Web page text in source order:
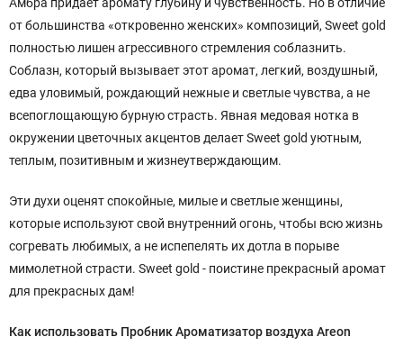
от большинства «откровенно женских» композиций, Sweet gold
полностью лишен агрессивного стремления соблазнить.
Соблазн, который вызывает этот аромат, легкий, воздушный,
едва уловимый, рождающий нежные и светлые чувства, а не
всепоглощающую бурную страсть. Явная медовая нотка в
окружении цветочных акцентов делает Sweet gold уютным,
теплым, позитивным и жизнеутверждающим.
Эти духи оценят спокойные, милые и светлые женщины,
которые используют свой внутренний огонь, чтобы всю жизнь
согревать любимых, а не испепелять их дотла в порыве
мимолетной страсти. Sweet gold - поистине прекрасный аромат
для прекрасных дам!
Как использовать Пробник Ароматизатор воздуха Areon